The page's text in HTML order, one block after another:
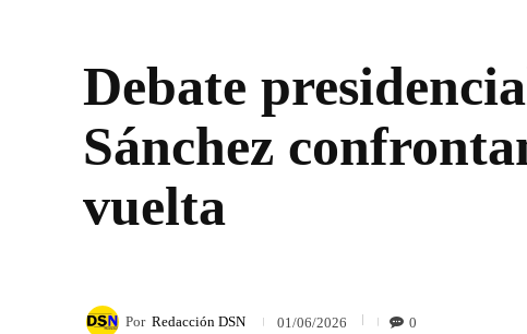
Debate
Sánchez
vuelta
Por Redacción DSN 01/06/2026 0